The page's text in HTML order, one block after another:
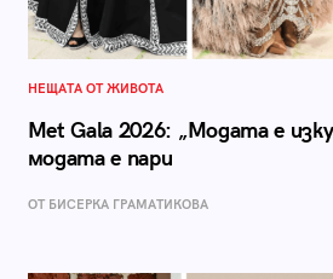
НЕЩАТА ОТ ЖИВОТА
Met Gala 2026: „Модата е
модата е пари
ОТ БИСЕРКА ГРАМАТИКОВА